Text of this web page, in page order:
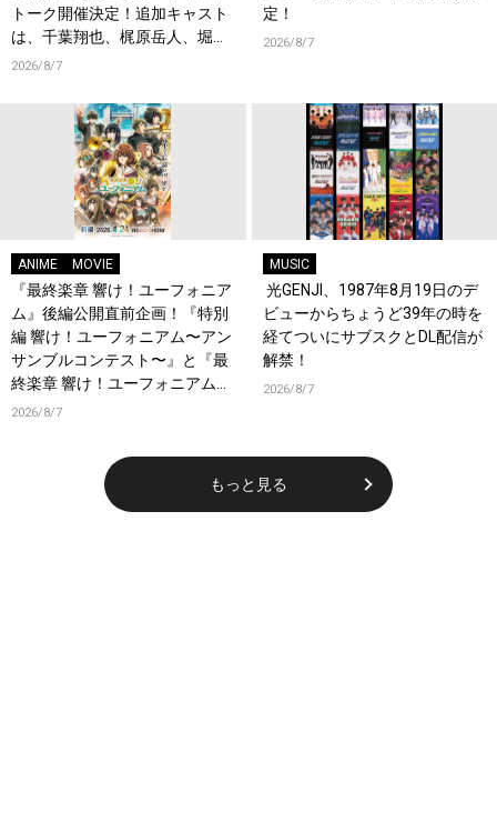
トーク開催決定！追加キャスト
は、千葉翔也、梶原岳人、堀江
瞬、綿貫竜之介！PV第1弾公
2026/8/7
定！
2026/8/7
ANIME MOVIE
『最終楽章 響け！ユーフォニア
ム』後編公開直前企画！『特別
編 響け！ユーフォニアム〜アン
サンブルコンテスト〜』と『最
終楽章 響け！ユーフォニアム』
前編の一挙上映が決定！
2026/8/7
MUSIC
光GENJI、1987年8月19日のデ
ビューからちょうど39年の時を
経てついにサブスクとDL配信が
解禁！
2026/8/7
もっと見る